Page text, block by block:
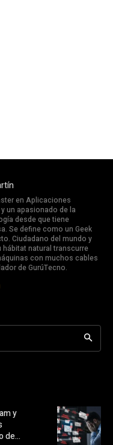
en Aplicaciones
un apasionado de la
desde que tiene
Se define como un Geek
Ciudadano del mundo y
natural transcurre
con muchos cables
de GurúTecno.
y
de...